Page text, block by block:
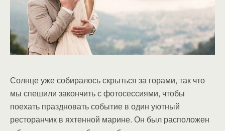
Солнце уже собиралось скрыться за горами, так что
мы спешили закончить с фотосессиями, чтобы
поехать праздновать событие в один уютный
ресторанчик в яхтенной марине. Он был расположен